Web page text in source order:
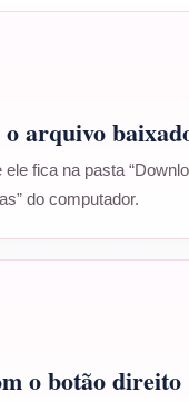
arquivo
fica na pasta
do computador.
o botão direito